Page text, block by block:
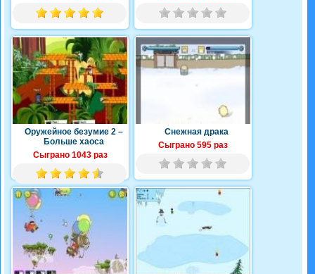
Оружейное безумие 2 –
Больше хаоса
Сыграно 1043 раз
Снежная драка
Сыграно 595 раз